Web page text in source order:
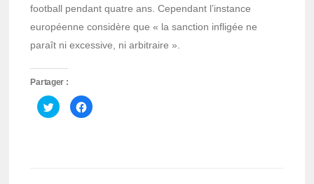
football pendant quatre ans. Cependant l’instance
européenne considère que « la sanction infligée ne
paraît ni excessive, ni arbitraire ».
Partager :
Cliquez
pour
partager
Cliquez
pour